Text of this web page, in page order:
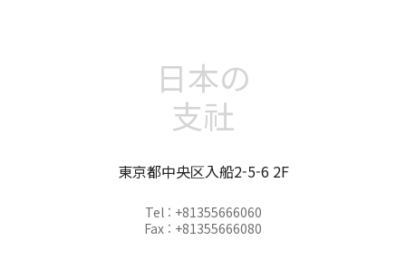
日本の
支社
東京都中央区入船2-5-6 2F
Tel : +81355666060
Fax : +81355666080